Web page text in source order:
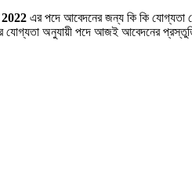
এর পদে আবেদনের জন্য কি কি যোগ্যতা
যোগ্যতা অনুযায়ী পদে আজই আবেদনের